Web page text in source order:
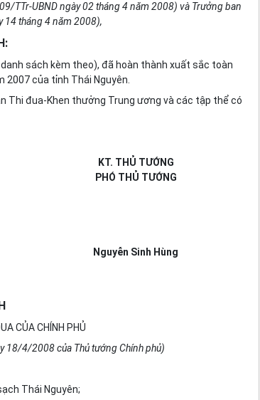
TTr-UBND ngày 02 tháng 4 năm 2008) và Trưởng ban
14 tháng 4 năm 2008),
sách kèm theo), đã hoàn thành xuất sắc toàn
của tỉnh Thái Nguyên.
Thi đua-Khen thưởng Trung ương và các tập thể có
KT. THỦ TƯỚNG
PHÓ THỦ TƯỚNG
Nguyễn Sinh Hùng
CỦA CHÍNH PHỦ
18/4/2008 của Thủ tướng Chính phủ)
Thái Nguyên;